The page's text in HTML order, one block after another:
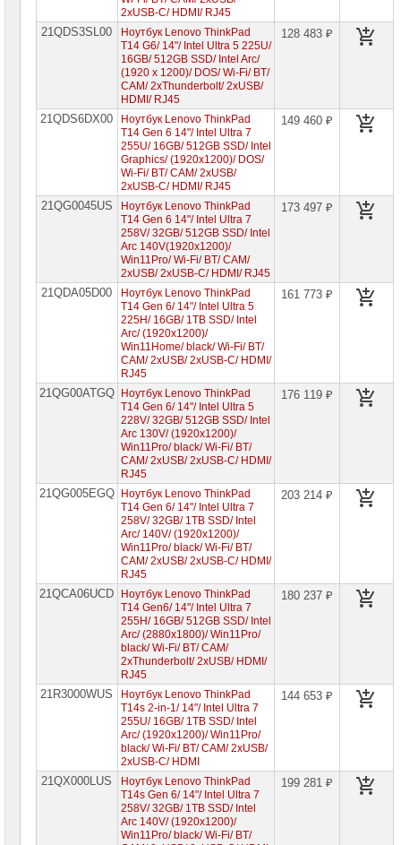
Компоненты
серверов
Российское
цены
2xUSB-C/ HDMI/ RJ45
21QDS3SL00
Ноутбук Lenovo ThinkPad
T14 G6/ 14"/ Intel Ultra 5 225U/
16GB/ 512GB SSD/ Intel Arc/
(1920 x 1200)/ DOS/ Wi-Fi/ BT/
CAM/ 2xThunderbolt/ 2xUSB/
HDMI/ RJ45
128 483 ₽
21QDS6DX00
Ноутбук Lenovo ThinkPad
T14 Gen 6 14"/ Intel Ultra 7
255U/ 16GB/ 512GB SSD/ Intel
Graphics/ (1920x1200)/ DOS/
Wi-Fi/ BT/ CAM/ 2xUSB/
2xUSB-C/ HDMI/ RJ45
149 460 ₽
21QG0045US
Ноутбук Lenovo ThinkPad
T14 Gen 6 14"/ Intel Ultra 7
258V/ 32GB/ 512GB SSD/ Intel
Arc 140V(1920x1200)/
Win11Pro/ Wi-Fi/ BT/ CAM/
2xUSB/ 2xUSB-C/ HDMI/ RJ45
173 497 ₽
21QDA05D00
Ноутбук Lenovo ThinkPad
T14 Gen 6/ 14"/ Intel Ultra 5
225H/ 16GB/ 1TB SSD/ Intel
Arc/ (1920x1200)/
Win11Home/ black/ Wi-Fi/ BT/
CAM/ 2xUSB/ 2xUSB-C/ HDMI/
RJ45
161 773 ₽
21QG00ATGQ
Ноутбук Lenovo ThinkPad
T14 Gen 6/ 14"/ Intel Ultra 5
228V/ 32GB/ 512GB SSD/ Intel
Arc 130V/ (1920x1200)/
Win11Pro/ black/ Wi-Fi/ BT/
CAM/ 2xUSB/ 2xUSB-C/ HDMI/
RJ45
176 119 ₽
21QG005EGQ
Ноутбук Lenovo ThinkPad
T14 Gen 6/ 14"/ Intel Ultra 7
258V/ 32GB/ 1TB SSD/ Intel
Arc/ 140V/ (1920x1200)/
Win11Pro/ black/ Wi-Fi/ BT/
CAM/ 2xUSB/ 2xUSB-C/ HDMI/
RJ45
203 214 ₽
21QCA06UCD
Ноутбук Lenovo ThinkPad
T14 Gen6/ 14"/ Intel Ultra 7
255H/ 16GB/ 512GB SSD/ Intel
Arc/ (2880x1800)/ Win11Pro/
black/ Wi-Fi/ BT/ CAM/
2xThunderbolt/ 2xUSB/ HDMI/
RJ45
180 237 ₽
21R3000WUS
Ноутбук Lenovo ThinkPad
T14s 2-in-1/ 14"/ Intel Ultra 7
255U/ 16GB/ 1TB SSD/ Intel
Arc/ (1920x1200)/ Win11Pro/
black/ Wi-Fi/ BT/ CAM/ 2xUSB/
2xUSB-C/ HDMI
144 653 ₽
21QX000LUS
Ноутбук Lenovo ThinkPad
T14s Gen 6/ 14"/ Intel Ultra 7
258V/ 32GB/ 1TB SSD/ Intel
Arc 140V/ (1920x1200)/
Win11Pro/ black/ Wi-Fi/ BT/
199 281 ₽